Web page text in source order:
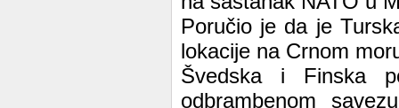
Poručio je da je
lokacije na Crnom
Švedska i Finska
odbrambenom